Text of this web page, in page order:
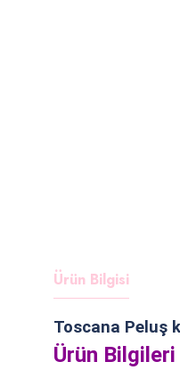
Ürün Bilgisi
Toscana Peluş
Ürün Bilgileri